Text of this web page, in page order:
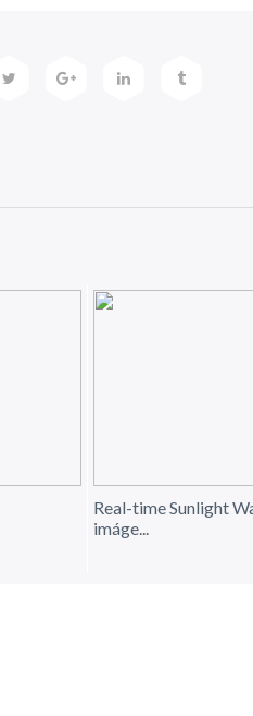
Real-time Sunlight
imáge...